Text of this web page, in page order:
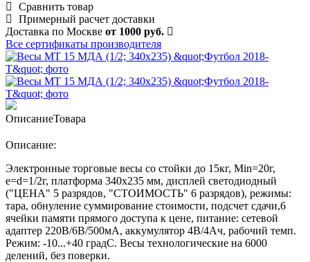
Сравнить товар
Примерный расчет доставки
Доставка по Москве от 1000 руб.
Все сертификаты производителя
ОписаниеТовара
Описание:
Электронные торговые весы со стойки до 15кг, Min=20г,
e=d=1/2г, платформа 340х235 мм, дисплей светодиодный
("ЦЕНА" 5 разрядов, "СТОИМОСТЬ" 6 разрядов), режимы:
тара, обнуление суммирование стоимости, подсчет сдачи,6
ячейки памяти прямого доступа к цене, питание: сетевой
адаптер 220В/6В/500мА, аккумулятор 4В/4Ач, рабочий темп.
Режим: -10...+40 градС. Весы технологические на 6000
делений, без поверки.